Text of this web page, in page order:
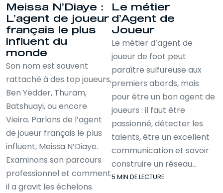
Meissa N’Diaye :
L’agent de joueur
français le plus
influent du
monde
Son nom est souvent
rattaché à des top joueurs,
Ben Yedder, Thuram,
Batshuayi, ou encore
Vieira. Parlons de l’agent
de joueur français le plus
influent, Meissa N’Diaye.
Examinons son parcours
professionnel et comment
il a gravit les échelons.
Le métier
d’Agent de
Joueur
Le métier d’agent de
joueur de foot peut
paraître sulfureuse aux
premiers abords, mais
pour être un bon agent de
joueurs : il faut être
passionné, détecter les
talents, être un excellent
communication et savoir
construire un réseau…
5 MIN DE LECTURE